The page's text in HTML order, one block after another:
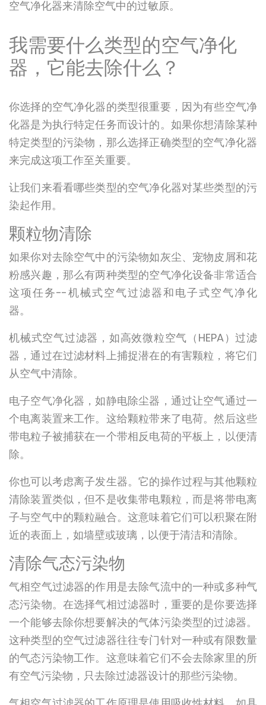
空气净化器来清除空气中的过敏原。
我需要什么类型的空气净化
器，它能去除什么？
你选择的空气净化器的类型很重要，因为有些空气净
化器是为执行特定任务而设计的。如果你想清除某种
特定类型的污染物，那么选择正确类型的空气净化器
来完成这项工作至关重要。
让我们来看看哪些类型的空气净化器对某些类型的污
染起作用。
颗粒物清除
如果你对去除空气中的污染物如灰尘、宠物皮屑和花
粉感兴趣，那么有两种类型的空气净化设备非常适合
这项任务--机械式空气过滤器和电子式空气净化
器。
机械式空气过滤器，如高效微粒空气（HEPA）过滤
器，通过在过滤材料上捕捉潜在的有害颗粒，将它们
从空气中清除。
电子空气净化器，如静电除尘器，通过让空气通过一
个电离装置来工作。这给颗粒带来了电荷。然后这些
带电粒子被捕获在一个带相反电荷的平板上，以便清
除。
你也可以考虑离子发生器。它的操作过程与其他颗粒
清除装置类似，但不是收集带电颗粒，而是将带电离
子与空气中的颗粒融合。这意味着它们可以积聚在附
近的表面上，如墙壁或玻璃，以便于清洁和清除。
清除气态污染物
气相空气过滤器的作用是去除气流中的一种或多种气
态污染物。在选择气相过滤器时，重要的是你要选择
一个能够去除你想要解决的气体污染类型的过滤器。
这种类型的空气过滤器往往专门针对一种或有限数量
的气态污染物工作。这意味着它们不会去除家里的所
有空气污染物，只去除过滤器设计的那些污染物。